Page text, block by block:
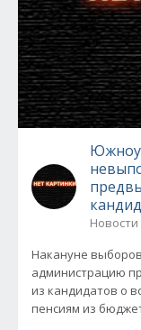
Новости
Накануне
администрацию
из кандидатов о
пенсиям из